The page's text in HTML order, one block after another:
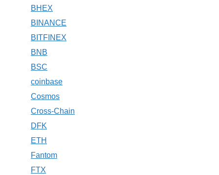
BHEX
BINANCE
BITFINEX
BNB
BSC
coinbase
Cosmos
Cross-Chain
DFK
ETH
Fantom
FTX